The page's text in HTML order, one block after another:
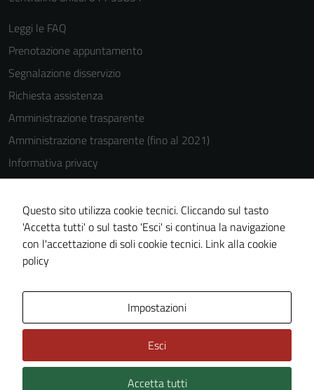
Leggi le FAQ
Prenotazione appuntamento
Segnalazione disservizio
Richiesta assistenza
Amministrazione trasparente
Amministrazione trasparente (fino al 2021)
Informativa privacy
Cookie Policy
Note legali
Dichiarazione di accessibilità
Piano di miglioramento del sito
Technical Design s.r.l.
Questo sito utilizza cookie tecnici. Cliccando sul tasto
'Accetta tutti' o sul tasto 'Esci' si continua la navigazione
con l'accettazione di soli cookie tecnici. Link alla cookie
policy
Impostazioni
Esci
Accetta tutti